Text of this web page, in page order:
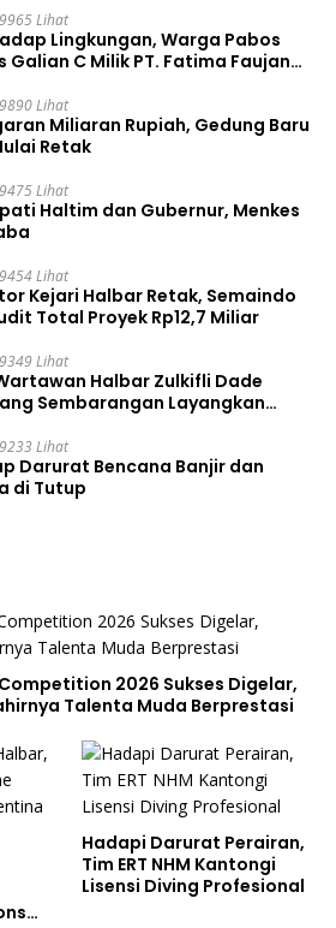
Lihat
Lingkungan, Warga Pabos
Galian C Milik PT. Fatima Faujan
Lihat
Miliaran Rupiah, Gedung Baru
Retak
Lihat
Haltim dan Gubernur, Menkes
Lihat
Kejari Halbar Retak, Semaindo
Total Proyek Rp12,7 Miliar
Lihat
Halbar Zulkifli Dade
Sembarangan Layangkan
Lihat
Darurat Bencana Banjir dan
di Tutup
2026 Sukses Digelar,
Talenta Muda Berprestasi
Hadapi Darurat Perairan,
Tim ERT NHM Kantongi
Lisensi Diving Profesional